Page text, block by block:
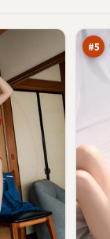
#5